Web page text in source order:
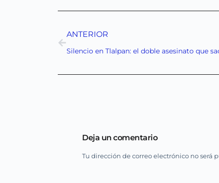
ANTERIOR
Deja un comentario
Tu dirección de correo electrónico no será